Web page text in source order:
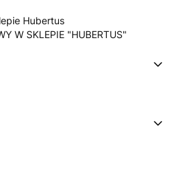
Hubertus
W SKLEPIE "HUBERTUS"